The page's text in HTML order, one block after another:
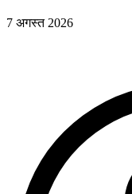
7 अगस्त 2026